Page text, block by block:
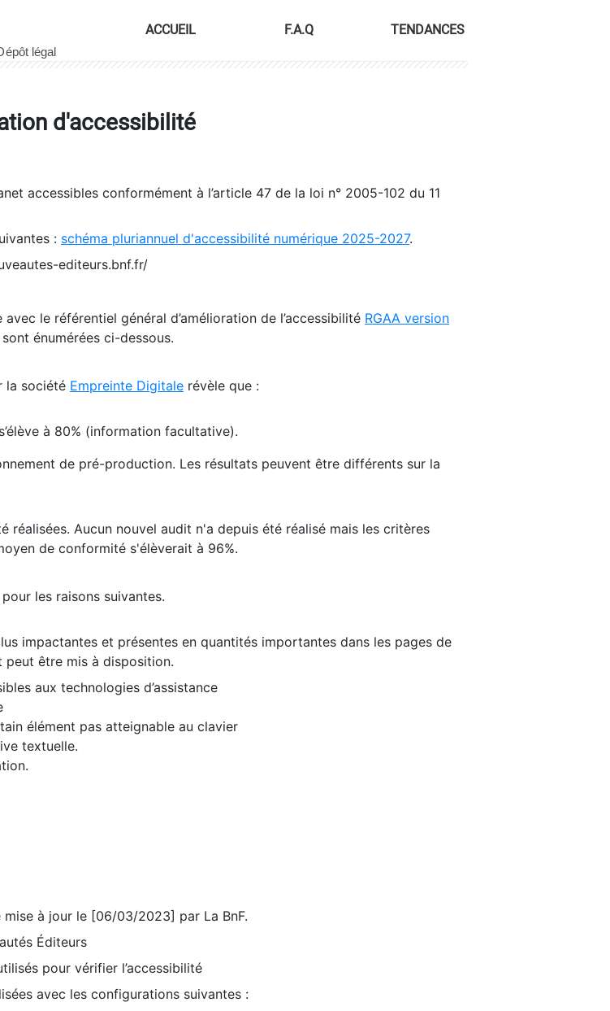
ACCUEIL F.A.Q TENDANCES
d'accessibilité
accessibles conformément à l’article 47 de la loi n° 2005-102 du 11
: schéma pluriannuel d'accessibilité numérique 2025-2027.
editeurs.bnf.fr/
le référentiel général d’amélioration de l’accessibilité RGAA version
énumérées ci-dessous.
la société Empreinte Digitale révèle que :
à 80% (information facultative).
de pré-production. Les résultats peuvent être différents sur la
Aucun nouvel audit n'a depuis été réalisé mais les critères
de conformité s'élèverait à 96%.
les raisons suivantes.
impactantes et présentes en quantités importantes dans les pages de
peut être mis à disposition.
aux technologies d’assistance
élément pas atteignable au clavier
textuelle.
à jour le [06/03/2023] par La BnF.
Éditeurs
pour vérifier l’accessibilité
avec les configurations suivantes :